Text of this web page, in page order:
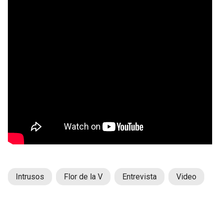
Intrusos Flor de la V Entrevista Video